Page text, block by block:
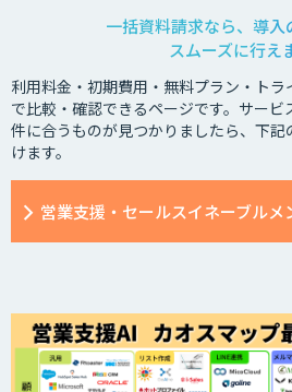
一括資料請求なら、導入
スムーズに行え
利用料金・初期費用・無料プラン・ト
で比較・確認できるページです。サー
件に合うものが見つかりましたら、下
けます。
営業支援・セールスイネーブル